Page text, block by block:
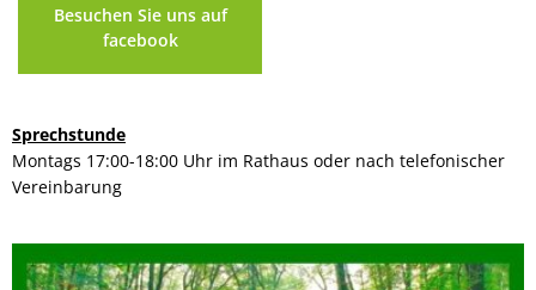
Besuchen Sie uns auf
facebook
Sprechstunde
Montags 17:00-18:00 Uhr im Rathaus oder nach telefonischer
Vereinbarung